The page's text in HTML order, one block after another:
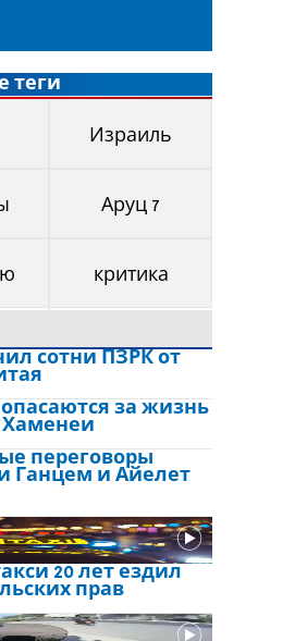
теги
Израиль
Аруц 7
критика
сотни ПЗРК от
опасаются за жизнь
переговоры
Ганцем и Айелет
20 лет ездил
прав